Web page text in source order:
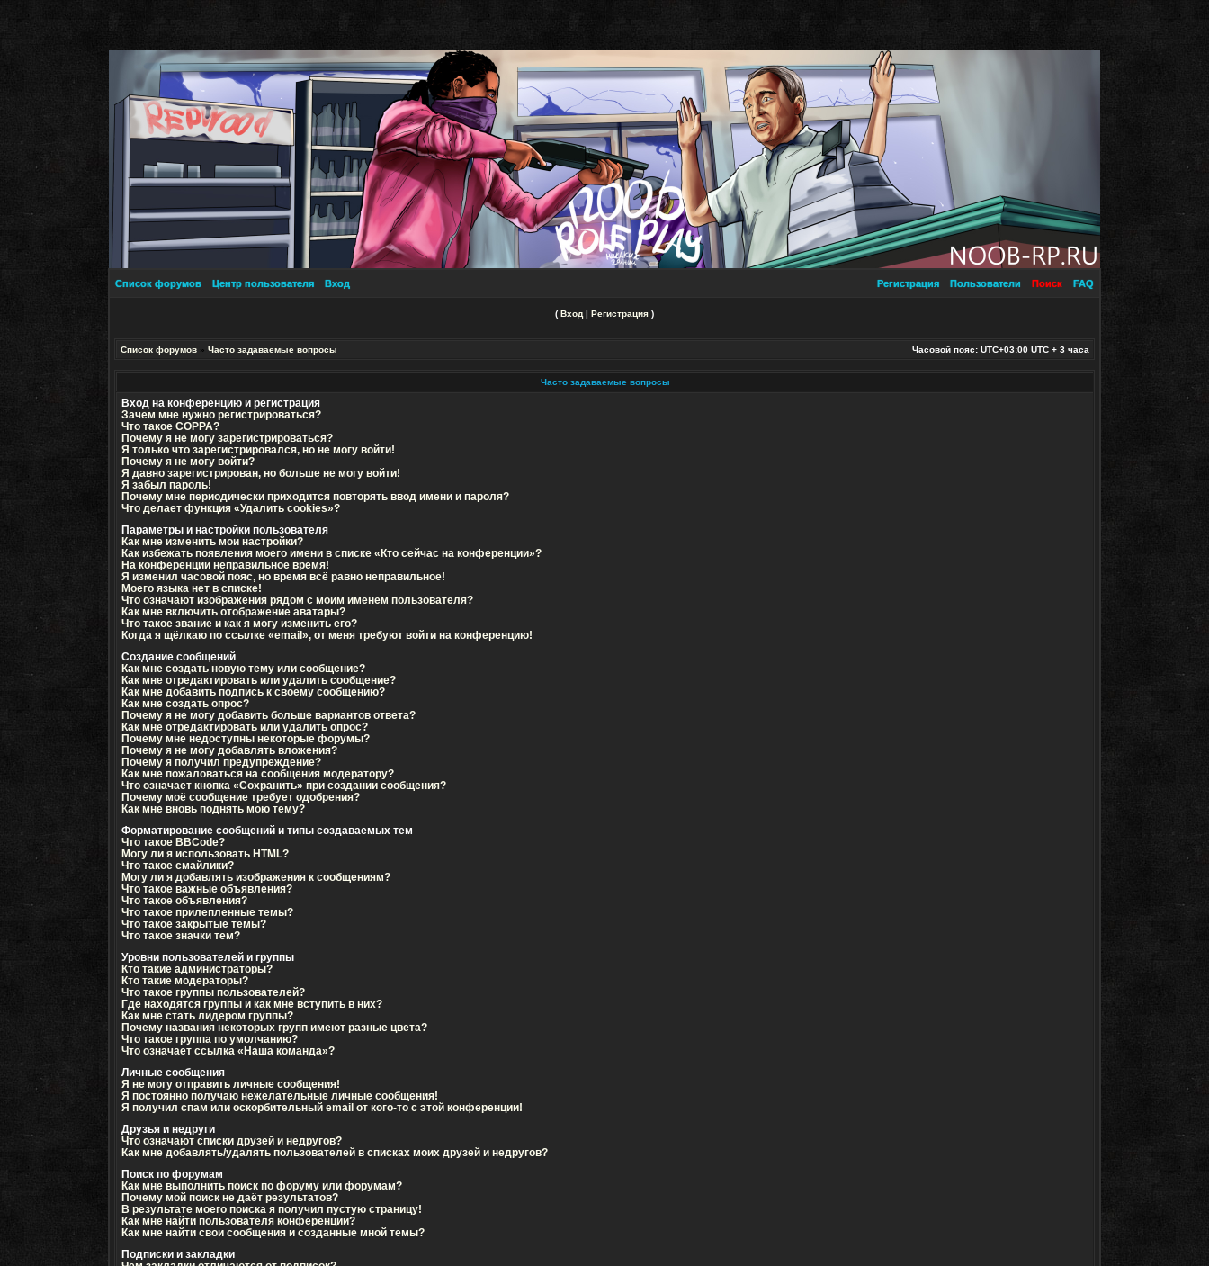
Список форумов Центр пользователя Вход FAQ
Поиск
Пользователи
Регистрация
( Вход | Регистрация )
Список форумов » Часто задаваемые вопросы Часовой пояс: UTC+03:00 UTC + 3 часа
Часто задаваемые вопросы
Вход на конференцию и регистрация
Зачем мне нужно регистрироваться?
Что такое COPPA?
Почему я не могу зарегистрироваться?
Я только что зарегистрировался, но не могу войти!
Почему я не могу войти?
Я давно зарегистрирован, но больше не могу войти!
Я забыл пароль!
Почему мне периодически приходится повторять ввод имени и пароля?
Что делает функция «Удалить cookies»?
Параметры и настройки пользователя
Как мне изменить мои настройки?
Как избежать появления моего имени в списке «Кто сейчас на конференции»?
На конференции неправильное время!
Я изменил часовой пояс, но время всё равно неправильное!
Моего языка нет в списке!
Что означают изображения рядом с моим именем пользователя?
Как мне включить отображение аватары?
Что такое звание и как я могу изменить его?
Когда я щёлкаю по ссылке «email», от меня требуют войти на конференцию!
Создание сообщений
Как мне создать новую тему или сообщение?
Как мне отредактировать или удалить сообщение?
Как мне добавить подпись к своему сообщению?
Как мне создать опрос?
Почему я не могу добавить больше вариантов ответа?
Как мне отредактировать или удалить опрос?
Почему мне недоступны некоторые форумы?
Почему я не могу добавлять вложения?
Почему я получил предупреждение?
Как мне пожаловаться на сообщения модератору?
Что означает кнопка «Сохранить» при создании сообщения?
Почему моё сообщение требует одобрения?
Как мне вновь поднять мою тему?
Форматирование сообщений и типы создаваемых тем
Что такое BBCode?
Могу ли я использовать HTML?
Что такое смайлики?
Могу ли я добавлять изображения к сообщениям?
Что такое важные объявления?
Что такое объявления?
Что такое прилепленные темы?
Что такое закрытые темы?
Что такое значки тем?
Уровни пользователей и группы
Кто такие администраторы?
Кто такие модераторы?
Что такое группы пользователей?
Где находятся группы и как мне вступить в них?
Как мне стать лидером группы?
Почему названия некоторых групп имеют разные цвета?
Что такое группа по умолчанию?
Что означает ссылка «Наша команда»?
Личные сообщения
Я не могу отправить личные сообщения!
Я постоянно получаю нежелательные личные сообщения!
Я получил спам или оскорбительный email от кого-то с этой конференции!
Друзья и недруги
Что означают списки друзей и недругов?
Как мне добавлять/удалять пользователей в списках моих друзей и недругов?
Поиск по форумам
Как мне выполнить поиск по форуму или форумам?
Почему мой поиск не даёт результатов?
В результате моего поиска я получил пустую страницу!
Как мне найти пользователя конференции?
Как мне найти свои сообщения и созданные мной темы?
Подписки и закладки